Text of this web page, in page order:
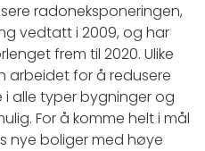
radoneksponeringen,
vedtatt i 2009, og har
frem til 2020. Ulike
arbeidet for å redusere
alle typer bygninger og
For å komme helt i mål
nye boliger med høye